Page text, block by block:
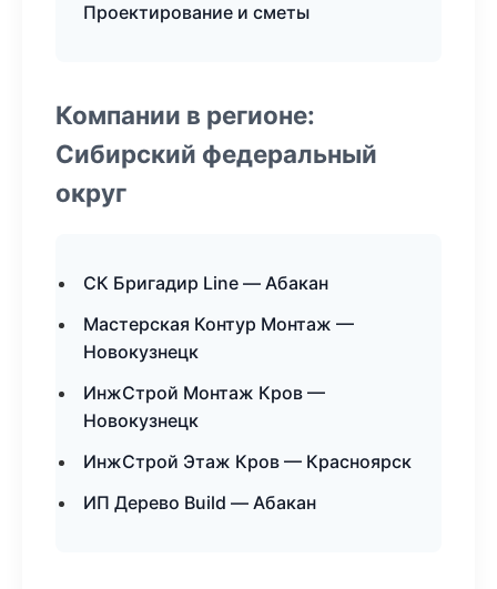
Проектирование и сметы
Компании в регионе:
Сибирский федеральный
округ
СК Бригадир Line — Абакан
Мастерская Контур Монтаж —
Новокузнецк
ИнжСтрой Монтаж Кров —
Новокузнецк
ИнжСтрой Этаж Кров — Красноярск
ИП Дерево Build — Абакан